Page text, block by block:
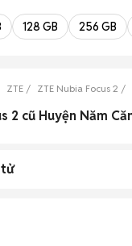
128 GB 256 GB
ZTE ZTE Nubia Focus 2
2 cũ Huyện Năm